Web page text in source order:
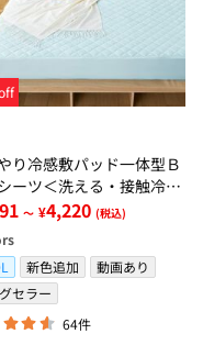
り冷感敷パッド一体型Ｂ
ーツ＜洗える・接触冷
菌防臭・時短・家事楽・
スシーツ・寝苦しさ対策
～ ¥4,220 (税込)
新色追加
動画あり
セラー
64件